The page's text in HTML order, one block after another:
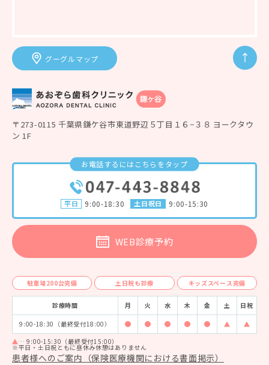
グーグルマップ
〒273-0115 千葉県鎌ケ谷市東道野辺５丁目１６−３８ ヨークタウ
ン 1F
お電話するにはこちらをタップ
平日 9:00-18:30 土日祝日 9:00-15:30
WEB診療予約
駐車場200台完備 土日祝も診療 キッズスペース完備
診療時間 月 火 水 木 金 土 日祝
9:00-18:30（最終受付18:00） 診療時間 9:00-18:00
診療時間 9:00-18:00
診療時間 9:00-18:00
診療時間 9:00-18:00
診療時間 9:00-
診療時間
… 9:00-15:30（最終受付15:00）
※平日・土日祝ともに昼休み休憩はありません
患者様へのご案内（保険医療機関における書面掲示）